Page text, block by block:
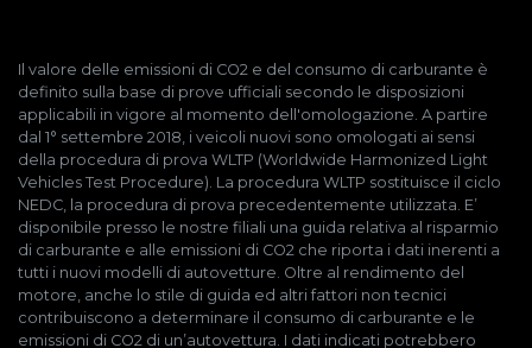
Il valore delle emissioni di CO2 e del consumo di carburante è
definito sulla base di prove ufficiali secondo le disposizioni
applicabili in vigore al momento dell'omologazione. A partire
dal 1° settembre 2018, i veicoli nuovi sono omologati ai sensi
della procedura di prova WLTP (Worldwide Harmonized Light
Vehicles Test Procedure). La procedura WLTP sostituisce il ciclo
NEDC, la procedura di prova precedentemente utilizzata. E’
disponibile presso le nostre filiali una guida relativa al risparmio
di carburante e alle emissioni di CO2 che riporta i dati inerenti a
tutti i nuovi modelli di autovetture. Oltre al rendimento del
motore, anche lo stile di guida ed altri fattori non tecnici
contribuiscono a determinare il consumo di carburante e le
emissioni di CO2 di un’autovettura. I dati indicati potrebbero